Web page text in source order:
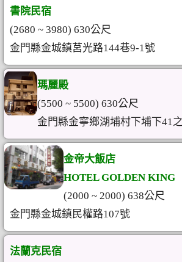
書院民宿
(2680 ~ 3980) 630公尺
金門縣金城鎮莒光路144巷9-1號
瑪麗殿
(5500 ~ 5500) 630公尺
金門縣金寧鄉湖埔村下埔下41
金帝大飯店
HOTEL GOLDEN KING
(2000 ~ 2000) 638公尺
金門縣金城鎮民權路107號
法蘭克民宿